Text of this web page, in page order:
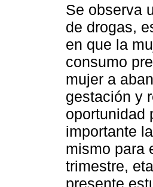
Se observa
de drogas,
en que la
consumo
mujer a
gestación y
oportunidad
importante
mismo para
trimestre,
presente